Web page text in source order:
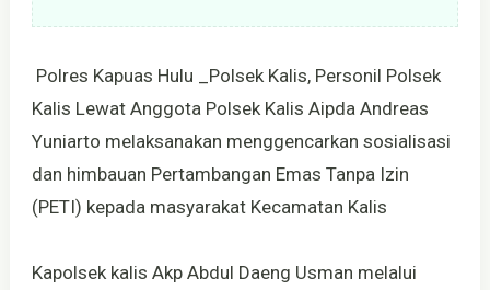
Polres Kapuas Hulu _Polsek Kalis, Personil Polsek
Kalis Lewat Anggota Polsek Kalis Aipda Andreas
Yuniarto melaksanakan menggencarkan sosialisasi
dan himbauan Pertambangan Emas Tanpa Izin
(PETI) kepada masyarakat Kecamatan Kalis
Kapolsek kalis Akp Abdul Daeng Usman melalui